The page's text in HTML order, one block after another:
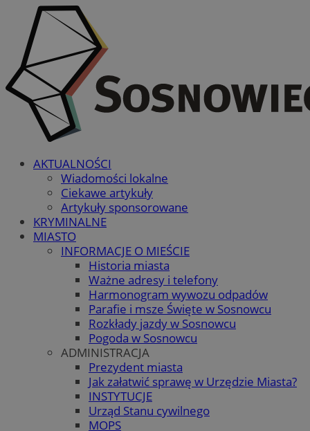
AKTUALNOŚCI
Wiadomości lokalne
Ciekawe artykuły
Artykuły sponsorowane
KRYMINALNE
MIASTO
INFORMACJE O MIEŚCIE
Historia miasta
Ważne adresy i telefony
Harmonogram wywozu odpadów
Parafie i msze Święte w Sosnowcu
Rozkłady jazdy w Sosnowcu
Pogoda w Sosnowcu
ADMINISTRACJA
Prezydent miasta
Jak załatwić sprawę w Urzędzie Miasta?
INSTYTUCJE
Urząd Stanu cywilnego
MOPS